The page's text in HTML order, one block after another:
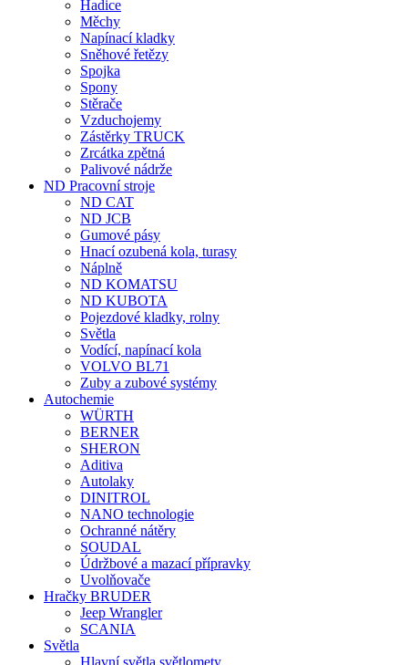
Hadice
Měchy
Napínací kladky
Sněhové řetězy
Spojka
Spony
Stěrače
Vzduchojemy
Zástěrky TRUCK
Zrcátka zpětná
Palivové nádrže
ND Pracovní stroje
ND CAT
ND JCB
Gumové pásy
Hnací ozubená kola, turasy
Náplně
ND KOMATSU
ND KUBOTA
Pojezdové kladky, rolny
Světla
Vodící, napínací kola
VOLVO BL71
Zuby a zubové systémy
Autochemie
WÜRTH
BERNER
SHERON
Aditiva
Autolaky
DINITROL
NANO technologie
Ochranné nátěry
SOUDAL
Údržbové a mazací přípravky
Uvolňovače
Hračky BRUDER
Jeep Wrangler
SCANIA
Světla
Hlavní světla,světlomety